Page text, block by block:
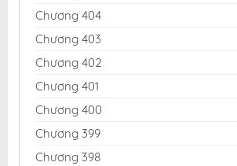
Chương 404
Chương 403
Chương 402
Chương 401
Chương 400
Chương 399
Chương 398